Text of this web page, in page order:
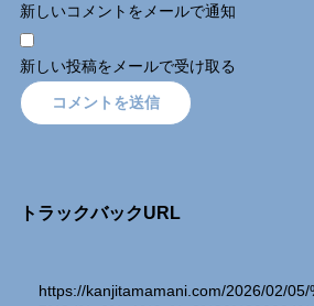
新しいコメントをメールで通知
新しい投稿をメールで受け取る
トラックバックURL
https://kanjitamamani.com/2026/02/05/